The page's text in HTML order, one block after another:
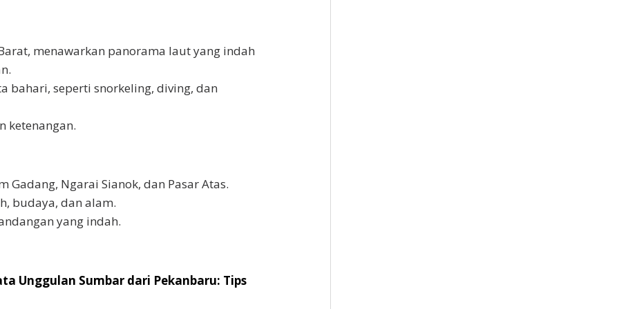
menawarkan panorama laut yang indah
bahari, seperti snorkeling, diving, dan
ketenangan.
Gadang, Ngarai Sianok, dan Pasar Atas.
budaya, dan alam.
yang indah.
Unggulan Sumbar dari Pekanbaru: Tips